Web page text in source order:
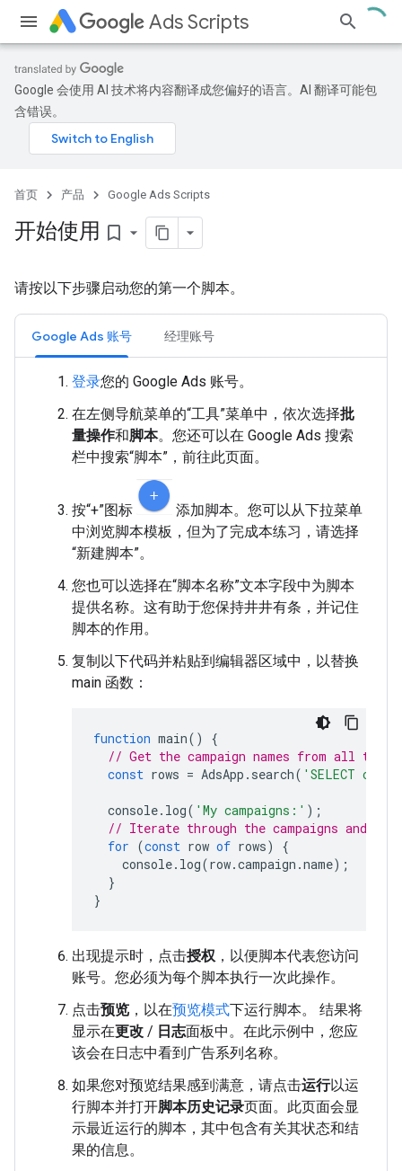
Ads Scripts
Google 会使用 AI 技术将内容翻译成您偏好的语言。AI 翻译可能包
含错误。
首页 产品 Google Ads Scripts
开始使用 bookmark_border
请按以下步骤启动您的第一个脚本。
Google Ads 账号 经理账号
登录您的 Google Ads 账号。
在左侧导航菜单的“工具”菜单中，依次选择批
量操作和脚本。您还可以在 Google Ads 搜索
栏中搜索“脚本”，前往此页面。
按“+”图标
添加脚本。您可以从下拉菜单
中浏览脚本模板，但为了完成本练习，请选择
“新建脚本”。
您也可以选择在“脚本名称”文本字段中为脚本
提供名称。这有助于您保持井井有条，并记住
脚本的作用。
复制以下代码并粘贴到编辑器区域中，以替换
main 函数：
function main()
{
// Get the campaign names from all the
const rows = AdsApp . search( 'SELECT
console. log( 'My campaigns:' );
// Iterate through the campaigns and
for (const row of rows)
{
console. log(row.campaign .name);
}
}
出现提示时，点击授权 ，以便脚本代表您访问
账号。您必须为每个脚本执行一次此操作。
点击预览 ，以在预览模式下运行脚本。 结果将
显示在更改 / 日志面板中。在此示例中，您应
该会在日志中看到广告系列名称。
如果您对预览结果感到满意，请点击运行以运
行脚本并打开脚本历史记录页面。此页面会显
示最近运行的脚本，其中包含有关其状态和结
果的信息。